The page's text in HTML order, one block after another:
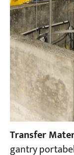
Transfer
gantry